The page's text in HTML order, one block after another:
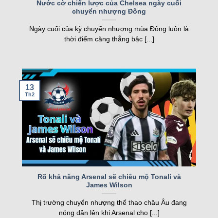
FT
Juventus Women
SCU Torreense Women
1
nghiệp, kqbd ngày càng khẳng định vị thế của
mình.
Các tính năng nổi bật của Kqbd – Kết
Một số tính năng nổi bật của kqbd
Trang web sở hữu nhiều tính năng vượt trội, đáp
ứng nhu cầu của cả người hâm mộ và cược thủ.
Nước cờ chiến lược của Chelsea ngày cuối
chuyển nhượng Đông
Ngày cuối của kỳ chuyển nhượng mùa Đông luôn là
thời điểm căng thẳng bậc [...]
Rõ khả năng Arsenal sẽ chiêu mộ Tonali và
James Wilson
Thị trường chuyển nhượng thể thao châu Âu đang
nóng dần lên khi Arsenal cho [...]
13
Th2